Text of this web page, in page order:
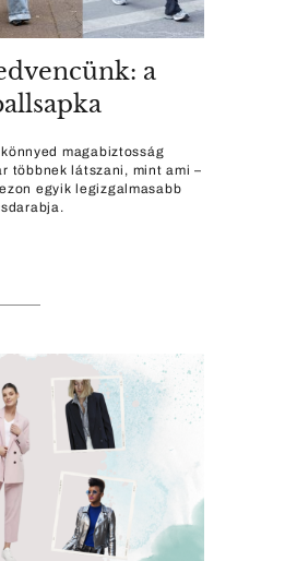
a
magabiztosság
többnek látszani, mint ami –
egyik legizgalmasabb